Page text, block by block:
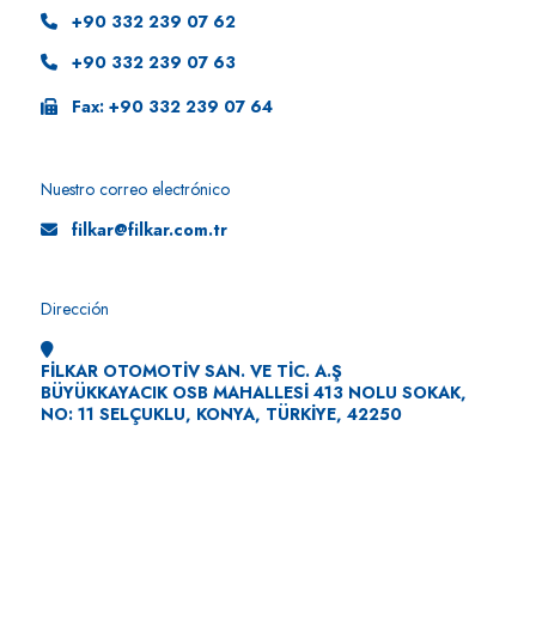
+90 332 239 07 62
+90 332 239 07 63
Fax: +90 332 239 07 64
Nuestro correo electrónico
filkar@filkar.com.tr
Dirección
FİLKAR OTOMOTİV SAN. VE TİC. A.Ş
BÜYÜKKAYACIK OSB MAHALLESİ 413 NOLU SOKAK,
NO: 11 SELÇUKLU, KONYA, TÜRKİYE, 42250